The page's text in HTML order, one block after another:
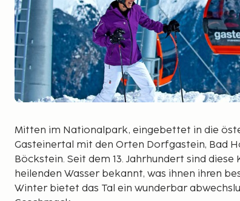
Mitten im Nationalpark, eingebettet in die
Gasteinertal mit den Orten Dorfgastein, Bad
Böckstein. Seit dem 13. Jahrhundert sind
heilenden Wasser bekannt, was ihnen ihren
Winter bietet das Tal ein wunderbar